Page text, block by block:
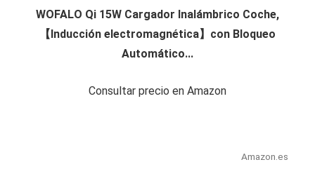
WOFALO Qi 15W Cargador Inalámbrico Coche,
【Inducción electromagnética】con Bloqueo
Automático...
Consultar precio en Amazon
Amazon.es